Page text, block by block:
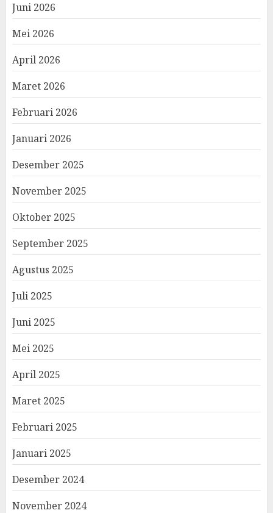
Juni 2026
Mei 2026
April 2026
Maret 2026
Februari 2026
Januari 2026
Desember 2025
November 2025
Oktober 2025
September 2025
Agustus 2025
Juli 2025
Juni 2025
Mei 2025
April 2025
Maret 2025
Februari 2025
Januari 2025
Desember 2024
November 2024